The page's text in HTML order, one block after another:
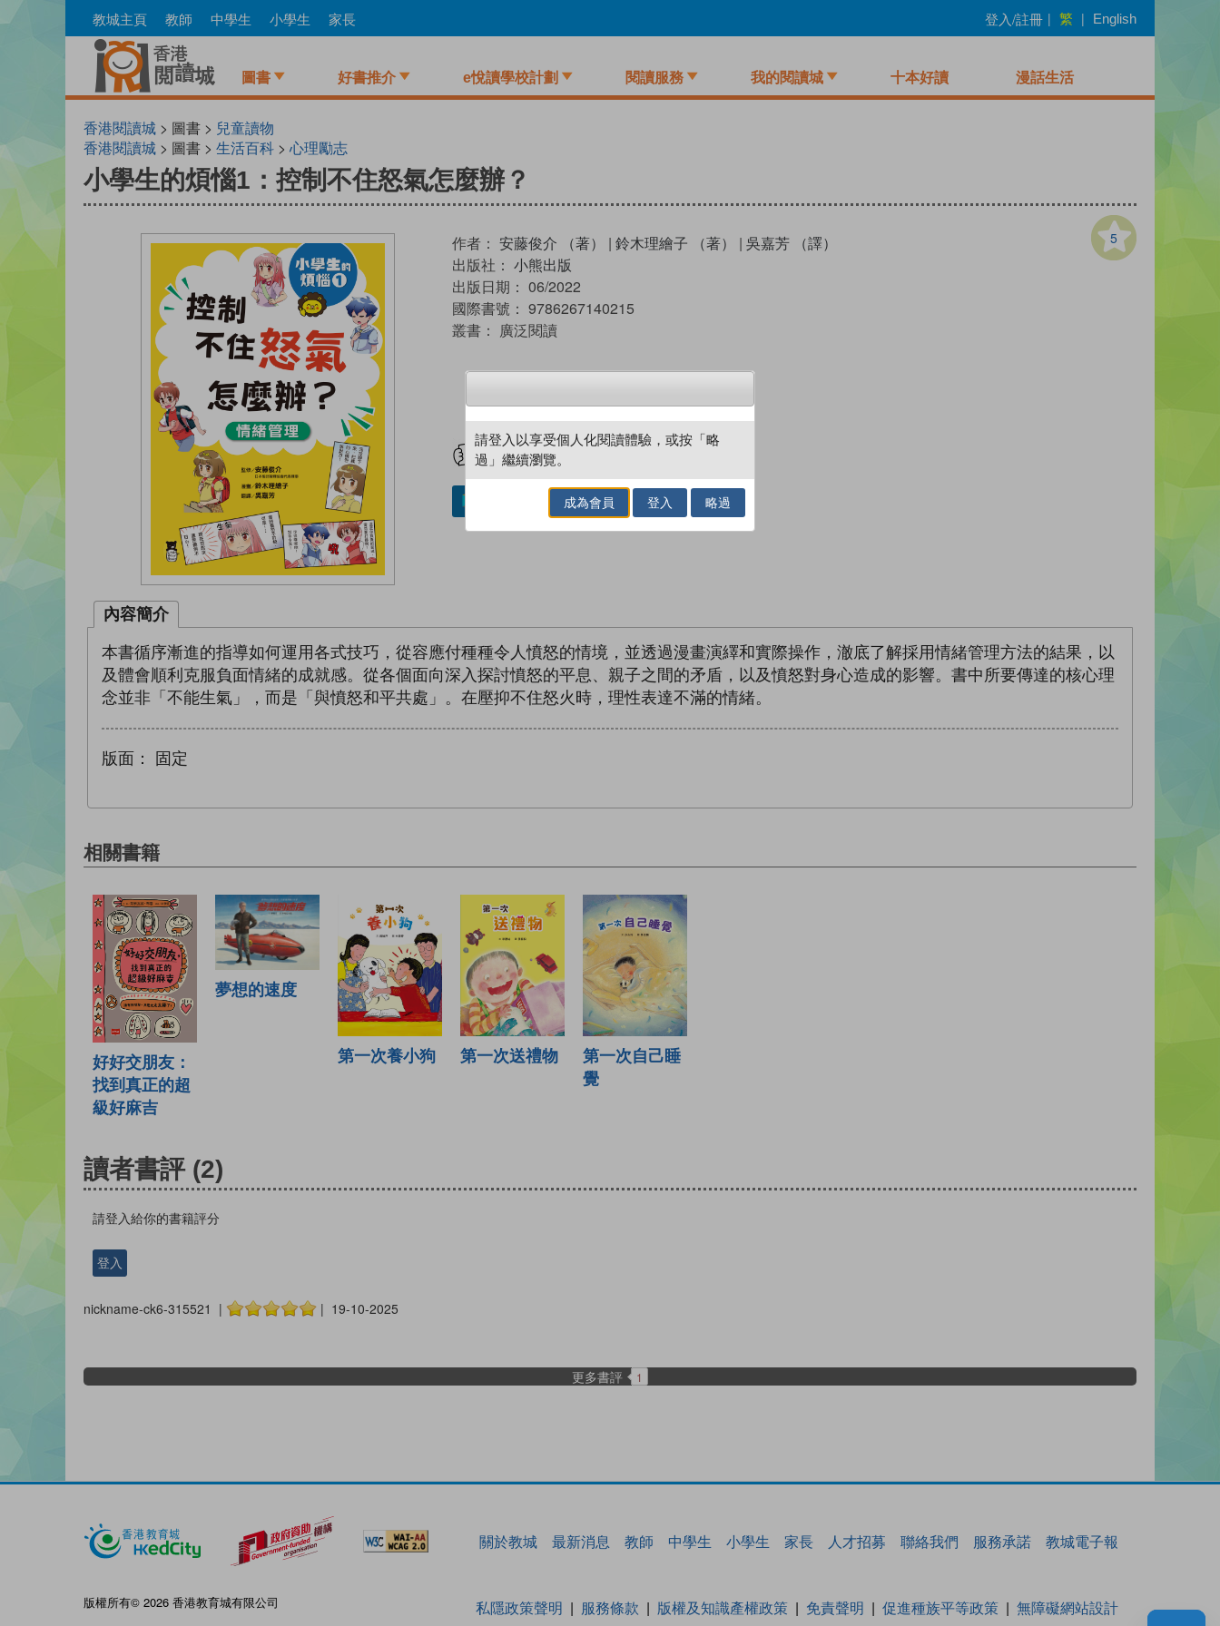
to
教城主頁 教師 中學生 小學生 家長 登入/註冊 | 繁 | English
圖書 好書推介 e悅讀學校計劃 閱讀服務 我的閱讀城 十本好讀 漫話生活
香港閱讀城 > 圖書 > 兒童讀物
香港閱讀城 > 圖書 > 生活百科 > 心理勵志
小學生的煩惱1：控制不住怒氣怎麼辦？
5
作者： 安藤俊介 （著） | 鈴木理繪子 （著） | 吳嘉芳 （譯）
出版社： 小熊出版
出版日期： 06/2022
國際書號： 9786267140215
叢書： 廣泛閱讀
試閲 加入閱讀紀錄
加入／閱讀電子書
內容簡介
本書循序漸進的指導如何運用各式技巧，從容應付種種令人憤怒的情境，並透過漫畫演繹和實際操作，澈底了解採用情緒管理方法的結果，以
及體會順利克服負面情緒的成就感。從各個面向深入探討憤怒的平息、親子之間的矛盾，以及憤怒對身心造成的影響。書中所要傳達的核心理
念並非「不能生氣」，而是「與憤怒和平共處」。在壓抑不住怒火時，理性表達不滿的情緒。
版面： 固定
相關書籍
好好交朋友：
找到真正的超
級好麻吉
夢想的速度
第一次養小狗 第一次送禮物
第一次自己睡
覺
讀者書評 (2)
請登入給你的書籍評分
登入
nickname-ck6-315521 | | 19-10-2025
更多書評 1
關於教城 最新消息 教師 中學生 小學生 家長 人才招募 聯絡我們 服務承諾 教城電子報
版權所有© 2026 香港教育城有限公司 私隱政策聲明 服務條款 版權及知識產權政策 免責聲明 促進種族平等政策 無障礙網站設計
請登入以享受個人化閱讀體驗，或按「略
過」繼續瀏覽。
成為會員 登入 略過